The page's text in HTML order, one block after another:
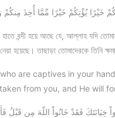
خَيْرًا يُؤْتِكُمْ خَيْرًا مِّمَّا أُخِذَ
হাতে বন্দী হয়ে আছে যে, আল্লাহ যদি
হয়েছে। তাছাড়া তোমাদেরকে
are captives in your
from you, and He will
خِيَانَتَكَ فَقَدْ خَانُواْ اللّهَ مِن